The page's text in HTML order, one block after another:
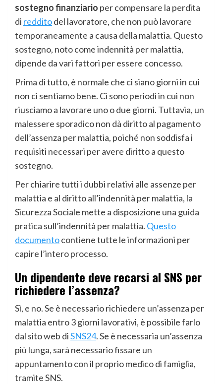
sostegno finanziario per compensare la perdita
di redditodel lavoratore, che non può lavorare
temporaneamente a causa della malattia. Questo
sostegno, noto come indennità per malattia,
dipende da vari fattori per essere concesso.
Prima di tutto, è normale che ci siano giorni in cui
non ci sentiamo bene. Ci sono periodi in cui non
riusciamo a lavorare uno o due giorni. Tuttavia, un
malessere sporadico non dà diritto al pagamento
dell’assenza per malattia, poiché non soddisfa i
requisiti necessari per avere diritto a questo
sostegno.
Per chiarire tutti i dubbi relativi alle assenze per
malattia e al diritto all’indennità per malattia, la
Sicurezza Sociale mette a disposizione una guida
pratica sull’indennità per malattia. Questo
documentocontiene tutte le informazioni per
capire l’intero processo.
Un dipendente deve recarsi al SNS per
richiedere l’assenza?
Sì, e no. Se è necessario richiedere un’assenza per
malattia entro 3 giorni lavorativi, è possibile farlo
dal sito web diSNS24. Se è necessaria un’assenza
più lunga, sarà necessario fissare un
appuntamento con il proprio medico di famiglia,
tramite SNS.